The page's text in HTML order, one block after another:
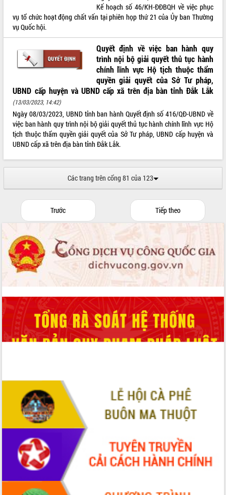
14:45)
Ngày 13/03/2023, UBND tỉnh ban hành
vụ tổ chức hoạt động chất vấn tại phiên họp thứ 21 của Ủy ban Thường
vụ Quốc hội.
Quyết định về việc ban hành quy
trình nội bộ giải quyết thủ tục hành
chính lĩnh vực Hộ tịch thuộc thẩm
UBND cấp huyện và UBND cấp xã trên địa bàn tỉnh Đắk Lắk
(13/03/2023, 14:42)
Ngày 08/03/2023, UBND tỉnh ban hành Quyết định số 416/QĐ-UBND về
việc ban hành quy trình nội bộ giải quyết thủ tục hành chính lĩnh vực Hộ
Các trang trên cổng 81 của 123